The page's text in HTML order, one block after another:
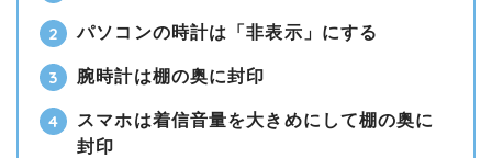
パソコンの時計は「非表示」にする
腕時計は棚の奥に封印
スマホは着信音量を大きめにして棚の奥に
封印